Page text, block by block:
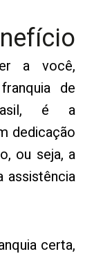
a você,
de
é a
dedicação
ou seja, a
assistência
certa,